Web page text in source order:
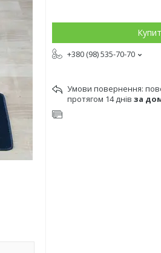
+380 (98) 535-70-70
протягом 14 днів за